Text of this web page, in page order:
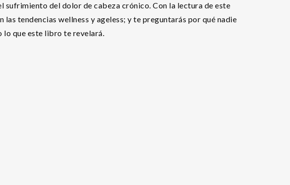
sufrimiento del dolor de cabeza crónico. Con la lectura de este
las tendencias wellness y ageless; y te preguntarás por qué nadie
lo que este libro te revelará.